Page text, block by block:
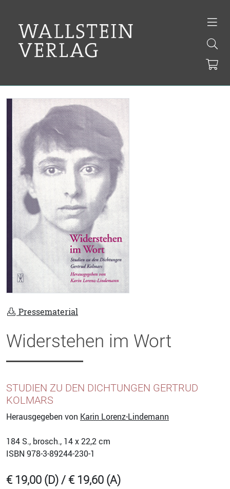
Pressematerial
Widerstehen im Wort
STUDIEN ZU DEN DICHTUNGEN GERTRUD
KOLMARS
Herausgegeben von Karin Lorenz-Lindemann
184 S., brosch., 14 x 22,2 cm
ISBN 978-3-89244-230-1
€ 19,00 (D) / € 19,60 (A)